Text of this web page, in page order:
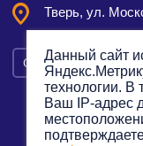
Тверь, ул.
Смотреть на карте
Данный сайт
технологии.
Ваш IP-адрес